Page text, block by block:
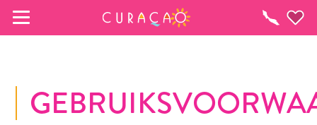
Activiteiten
MIJN FAVORIETEN
Zo te zien heb je nog geen favoriete